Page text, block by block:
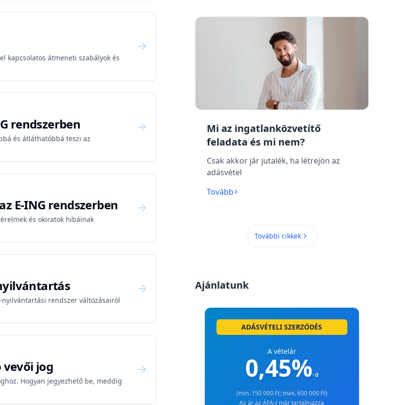
kapcsolatos átmeneti szabályok és
rendszerben
és átláthatóbbá teszi az
E-ING rendszerben
és okiratok hibáinak
rendszer változásairól
jog
Hogyan jegyezhető be, meddig
Mi az ingatlanközvetítő
feladata és mi nem?
Csak akkor jár jutalék, ha létrejön az
adásvétel
Tovább
További cikkek
Ajánlatunk
ADÁSVÉTELI SZERZŐDÉS
A vételár
0,45%-a
(min. 150 000 Ft; max. 600 000 Ft)
Az ár az ÁFA-t már tartalmazza